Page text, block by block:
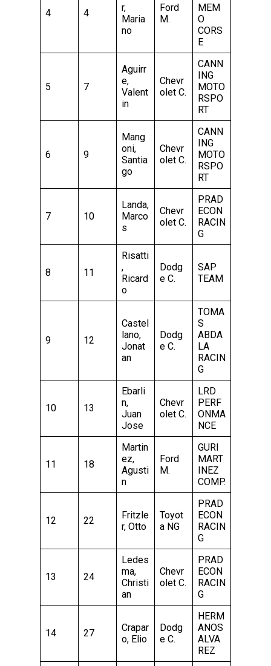
4 4
r,
Maria
no
Ford
M.
MEM
O
CORS
E
5 7
Aguirr
e,
Valent
in
Chevr
olet C.
CANN
ING
MOTO
RSPO
RT
6 9
Mang
oni,
Santia
go
Chevr
olet C.
CANN
ING
MOTO
RSPO
RT
7 10
Landa,
Marco
s
Chevr
olet C.
PRAD
ECON
RACIN
G
8 11
Risatti
,
Ricard
o
Dodg
e C.
SAP
TEAM
9 12
Castel
lano,
Jonat
an
Dodg
e C.
TOMA
S
ABDA
LA
RACIN
G
10 13
Ebarli
n,
Juan
Jose
Chevr
olet C.
LRD
PERF
ONMA
NCE
11 18
Martin
ez,
Agusti
n
Ford
M.
GURI
MART
INEZ
COMP.
12 22
Fritzle
r, Otto
Toyot
a NG
PRAD
ECON
RACIN
G
13 24
Ledes
ma,
Christi
an
Chevr
olet C.
PRAD
ECON
RACIN
G
14 27
Crapar
o, Elio
Dodg
e C.
HERM
ANOS
ALVA
REZ